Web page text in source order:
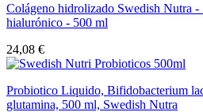
Colágeno hidrolizado Swedish Nutra
hialurónico - 500 ml
24,08 €
Probiotico Liquido, Bifidobacterium
glutamina, 500 ml, Swedish Nutra